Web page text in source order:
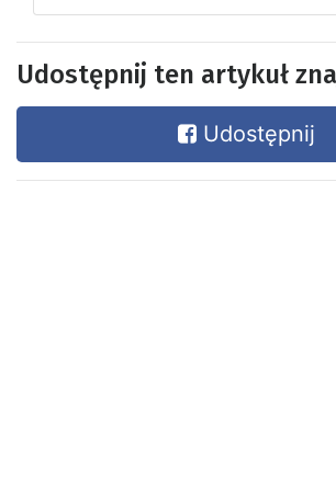
Udostępnij ten artykuł
Udostępnij